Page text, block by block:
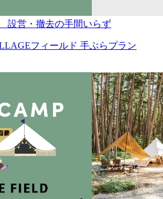
設営・撤去の手間いらず
フィールド 手ぶらプラン